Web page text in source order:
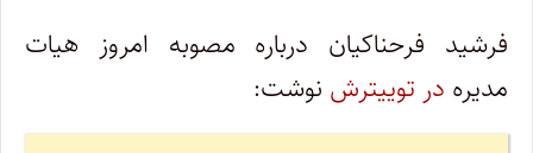
فرشید فرحناکیان درباره مصوبه امروز هیات
مدیره در توییترش نوشت: